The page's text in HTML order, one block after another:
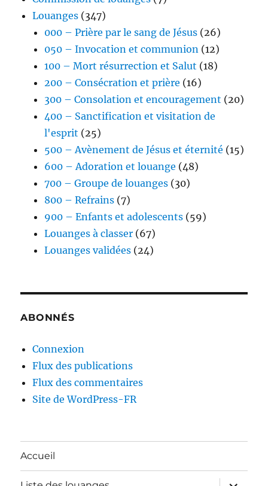
Louanges (347)
000 – Prière par le sang de Jésus (26)
050 – Invocation et communion (12)
100 – Mort résurrection et Salut (18)
200 – Consécration et prière (16)
300 – Consolation et encouragement (20)
400 – Sanctification et visitation de
l'esprit (25)
500 – Avènement de Jésus et éternité (15)
600 – Adoration et louange (48)
700 – Groupe de louanges (30)
800 – Refrains (7)
900 – Enfants et adolescents (59)
Louanges à classer (67)
Louanges validées (24)
ABONNÉS
Connexion
Flux des publications
Flux des commentaires
Site de WordPress-FR
Accueil
ouvrir